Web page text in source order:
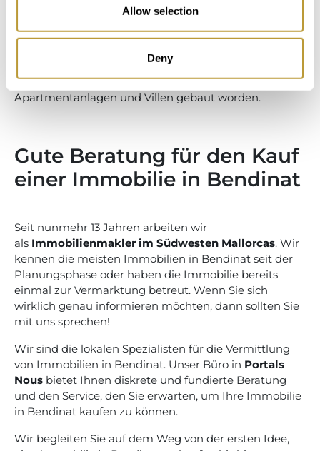
Allow selection
Deny
Nous sowie der nahgelegene Golfplatz sind nur einige
Gründe für den Kauf einer Immobilie in
Bendinat. Bendinat ist eine der begehrtesten
Wohngegenden Mallorcas. Rund um den “Königlichen
Golfplatz” sind in den letzten Jahrzehnten höchst
anspruchsvollen Mallorca Immobilien in Form von
Apartmentanlagen und Villen gebaut worden.
Gute Beratung für den Kauf
einer Immobilie in Bendinat
Seit nunmehr 13 Jahren arbeiten wir
als Immobilienmakler im Südwesten Mallorcas. Wir
kennen die meisten Immobilien in Bendinat seit der
Planungsphase oder haben die Immobilie bereits
einmal zur Vermarktung betreut. Wenn Sie sich
wirklich genau informieren möchten, dann sollten Sie
mit uns sprechen!
Wir sind die lokalen Spezialisten für die Vermittlung
von Immobilien in Bendinat. Unser Büro in Portals
Nous bietet Ihnen diskrete und fundierte Beratung
und den Service, den Sie erwarten, um Ihre Immobilie
in Bendinat kaufen zu können.
Wir begleiten Sie auf dem Weg von der ersten Idee,